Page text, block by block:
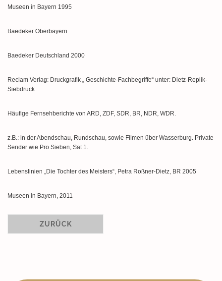
Museen in Bayern 1995
Baedeker Oberbayern
Baedeker Deutschland 2000
Reclam Verlag: Druckgrafik „ Geschichte-Fachbegriffe“ unter: Dietz-Replik-
Siebdruck
Häufige Fernsehberichte von ARD, ZDF, SDR, BR, NDR, WDR.
z.B.: in der Abendschau, Rundschau, sowie Filmen über Wasserburg. Private
Sender wie Pro Sieben, Sat 1.
Lebenslinien „Die Tochter des Meisters“, Petra Roßner-Dietz, BR 2005
Museen in Bayern, 2011
ZURÜCK